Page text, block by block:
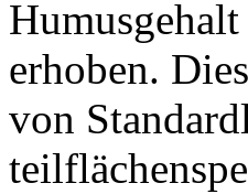
erhoben.
von